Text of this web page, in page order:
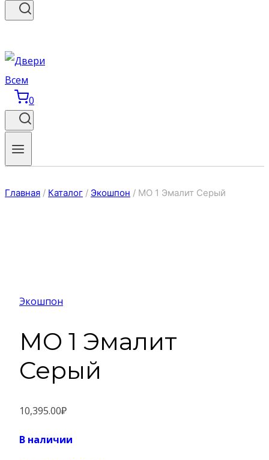
0
Главная / Каталог / Экошпон / МО 1 Эмалит Серый
Экошпон
МО 1 Эмалит
Серый
10,395.00₽
В наличии